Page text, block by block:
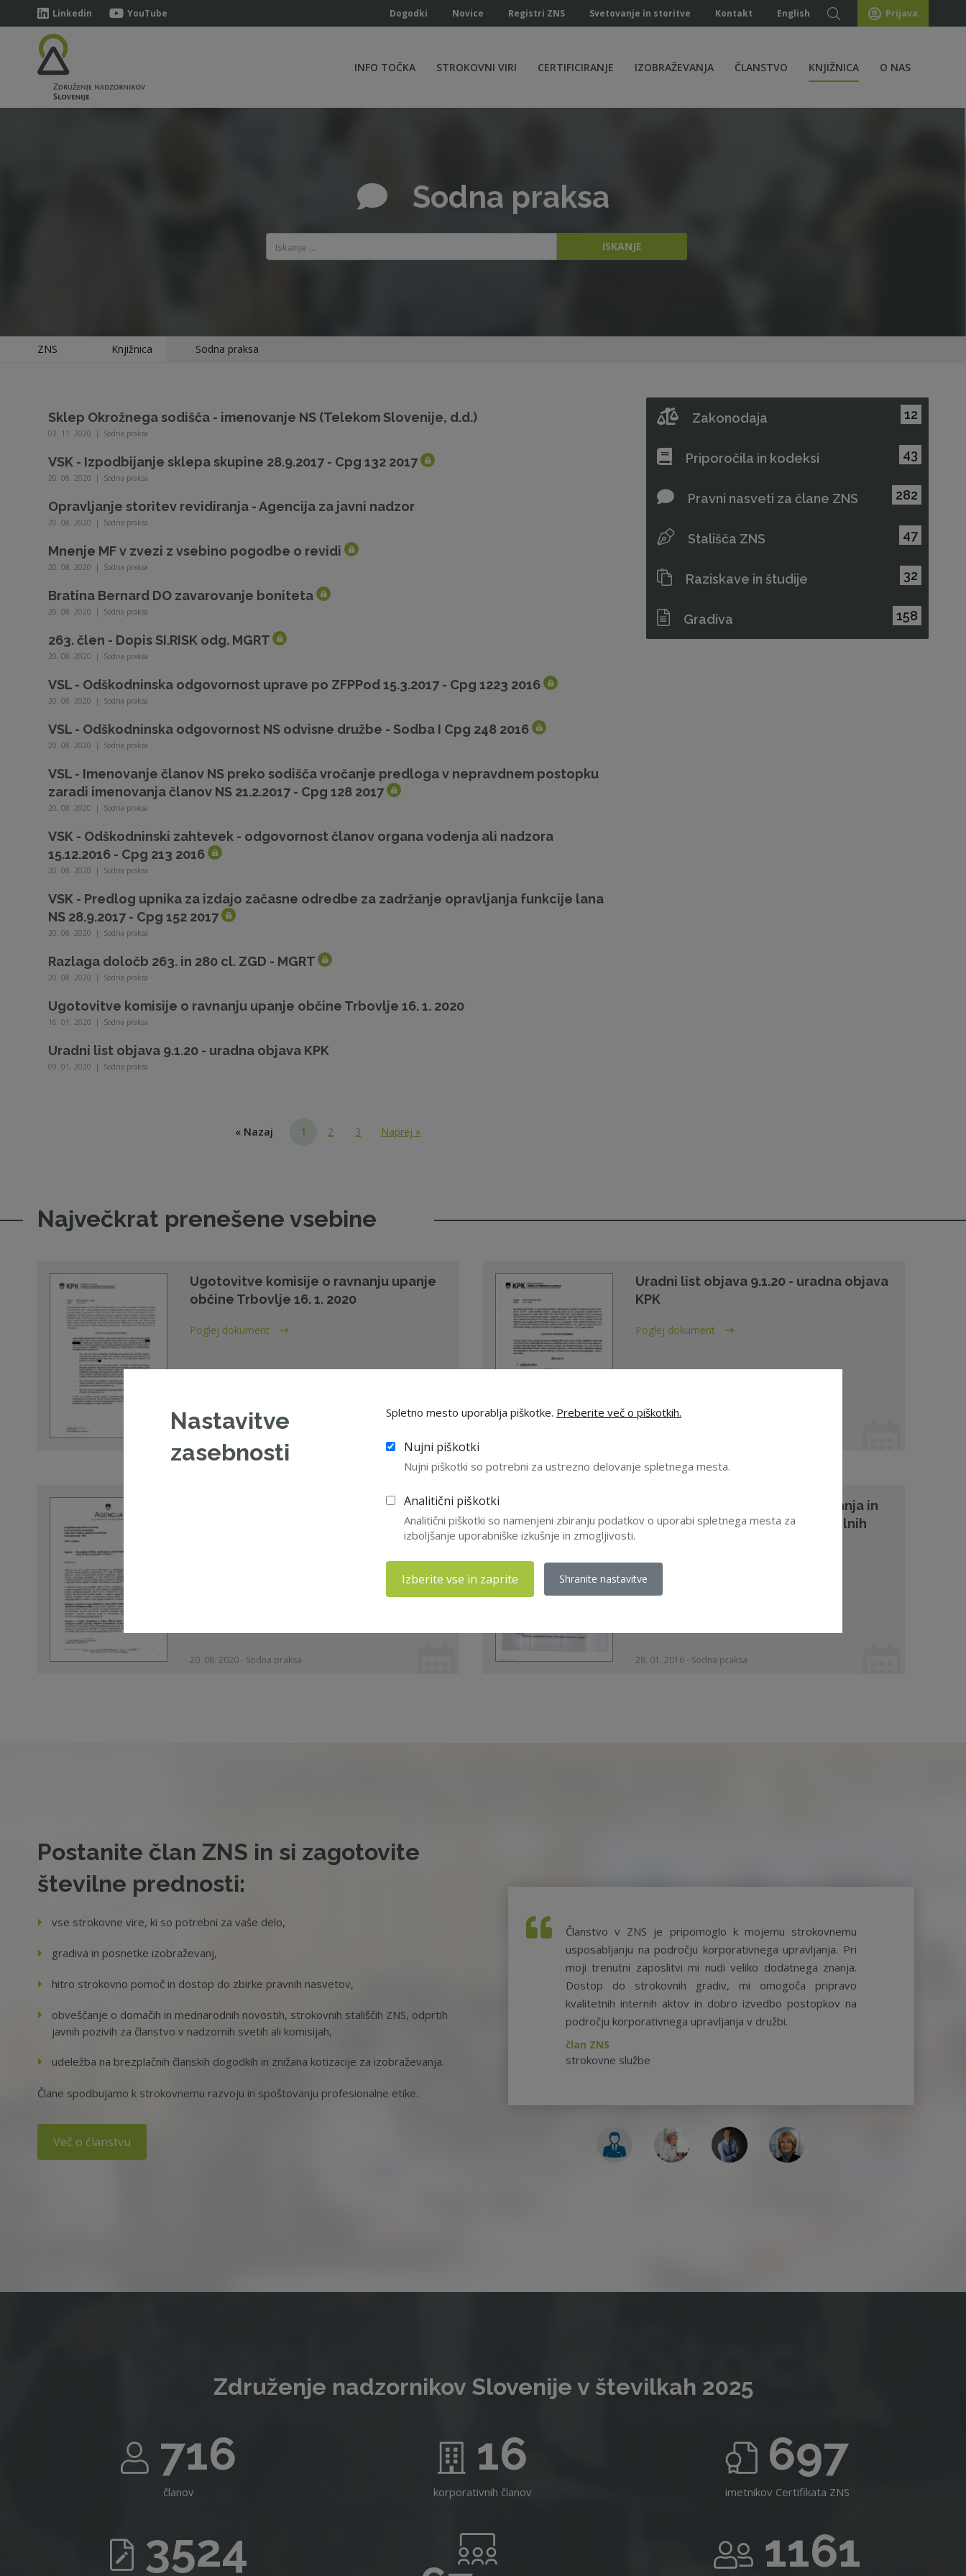
Linkedin YouTube Dogodki Novice Registri ZNS Svetovanje in storitve Kontakt English Prijava
INFO TOČKA STROKOVNI VIRI CERTIFICIRANJE IZOBRAŽEVANJA ČLANSTVO KNJIŽNICA O NAS
Sodna praksa
ZNS Knjižnica Sodna praksa
Sklep Okrožnega sodišča - imenovanje NS (Telekom Slovenije, d.d.)
03. 11. 2020 | Sodna praksa
VSK - Izpodbijanje sklepa skupine 28.9.2017 - Cpg 132 2017
20. 08. 2020 | Sodna praksa
Opravljanje storitev revidiranja - Agencija za javni nadzor
20. 08. 2020 | Sodna praksa
Mnenje MF v zvezi z vsebino pogodbe o revidi
20. 08. 2020 | Sodna praksa
Bratina Bernard DO zavarovanje boniteta
20. 08. 2020 | Sodna praksa
263. člen - Dopis SI.RISK odg. MGRT
20. 08. 2020 | Sodna praksa
VSL - Odškodninska odgovornost uprave po ZFPPod 15.3.2017 - Cpg 1223 2016
20. 08. 2020 | Sodna praksa
VSL - Odškodninska odgovornost NS odvisne družbe - Sodba I Cpg 248 2016
20. 08. 2020 | Sodna praksa
VSL - Imenovanje članov NS preko sodišča vročanje predloga v nepravdnem postopku
zaradi imenovanja članov NS 21.2.2017 - Cpg 128 2017
20. 08. 2020 | Sodna praksa
VSK - Odškodninski zahtevek - odgovornost članov organa vodenja ali nadzora
15.12.2016 - Cpg 213 2016
20. 08. 2020 | Sodna praksa
VSK - Predlog upnika za izdajo začasne odredbe za zadržanje opravljanja funkcije lana
NS 28.9.2017 - Cpg 152 2017
20. 08. 2020 | Sodna praksa
Razlaga določb 263. in 280 cl. ZGD - MGRT
20. 08. 2020 | Sodna praksa
Ugotovitve komisije o ravnanju upanje občine Trbovlje 16. 1. 2020
16. 01. 2020 | Sodna praksa
Uradni list objava 9.1.20 - uradna objava KPK
09. 01. 2020 | Sodna praksa
« Nazaj 1 2 3 Naprej »
Zakonodaja 12
Priporočila in kodeksi 43
Pravni nasveti za člane ZNS 282
Stališča ZNS 47
Raziskave in študije 32
Gradiva 158
Največkrat prenešene vsebine
Ugotovitve komisije o ravnanju upanje
občine Trbovlje 16. 1. 2020
Poglej dokument
Uradni list objava 9.1.20 - uradna objava
KPK
Poglej dokument
Opravljanje storitev revidiranja -
20. 08. 2020 - Sodna praksa
MF - Davčna obravnava zavarovanja in
odgovornosti direktorjev in vodilnih
28. 01. 2016 - Sodna praksa
Postanite član ZNS in si zagotovite
številne prednosti:
vse strokovne vire, ki so potrebni za vaše delo,
gradiva in posnetke izobraževanj,
hitro strokovno pomoč in dostop do zbirke pravnih nasvetov,
obveščanje o domačih in mednarodnih novostih, strokovnih stališčih ZNS, odprtih
javnih pozivih za članstvo v nadzornih svetih ali komisijah,
udeležba na brezplačnih članskih dogodkih in znižana kotizacije za izobraževanja.
Člane spodbujamo k strokovnemu razvoju in spoštovanju profesionalne etike.
Več o članstvu
Članstvo v ZNS je pripomoglo k mojemu strokovnemu
usposabljanju na področju korporativnega upravljanja. Pri
moji trenutni zaposlitvi mi nudi veliko dodatnega znanja.
Dostop do strokovnih gradiv, mi omogoča pripravo
kvalitetnih internih aktov in dobro izvedbo postopkov na
področju korporativnega upravljanja v družbi.
član ZNS
strokovne službe
Združenje nadzornikov Slovenije v številkah 2025
716
članov
16
korporativnih članov
697
imetnikov Certifikata ZNS
3524 1161
Nastavitve
zasebnosti
Spletno mesto uporablja piškotke. Preberite več o piškotkih.
Nujni piškotki
Nujni piškotki so potrebni za ustrezno delovanje spletnega mesta.
Analitični piškotki
Analitični piškotki so namenjeni zbiranju podatkov o uporabi spletnega mesta za
izboljšanje uporabniške izkušnje in zmogljivosti.
Izberite vse in zaprite Shranite nastavitve